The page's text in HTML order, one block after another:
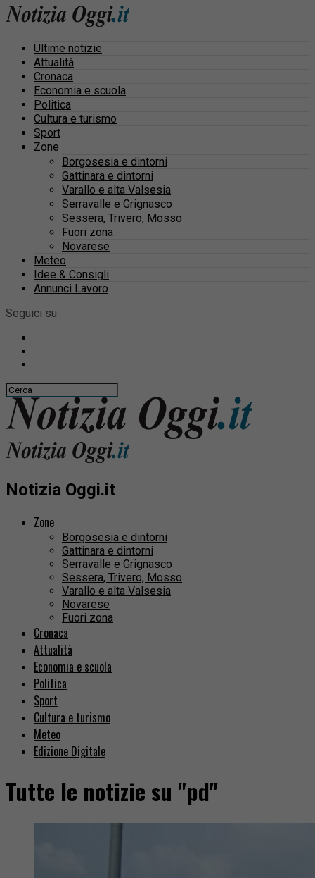
Ultime notizie
Attualità
Cronaca
Economia e scuola
Politica
Cultura e turismo
Sport
Zone
Borgosesia e dintorni
Gattinara e dintorni
Varallo e alta Valsesia
Serravalle e Grignasco
Sessera, Trivero, Mosso
Fuori zona
Novarese
Meteo
Idee & Consigli
Annunci Lavoro
Seguici su
Notizia Oggi.it
Zone
Borgosesia e dintorni
Gattinara e dintorni
Serravalle e Grignasco
Sessera, Trivero, Mosso
Varallo e alta Valsesia
Novarese
Fuori zona
Cronaca
Attualità
Economia e scuola
Politica
Sport
Cultura e turismo
Meteo
Edizione Digitale
Tutte le notizie su "pd"